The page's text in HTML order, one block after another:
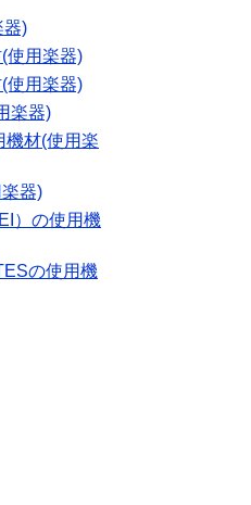
器)
使用楽器)
使用楽器)
楽器)
機材(使用楽
器)
）の使用機
の使用機